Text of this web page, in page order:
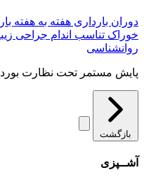
دوران بارداری هفته به هفته
خوراک تناسب اندام جراحی
روانشناسی
پایش مستمر تحت نظارت
بازگشت
آشــپزی